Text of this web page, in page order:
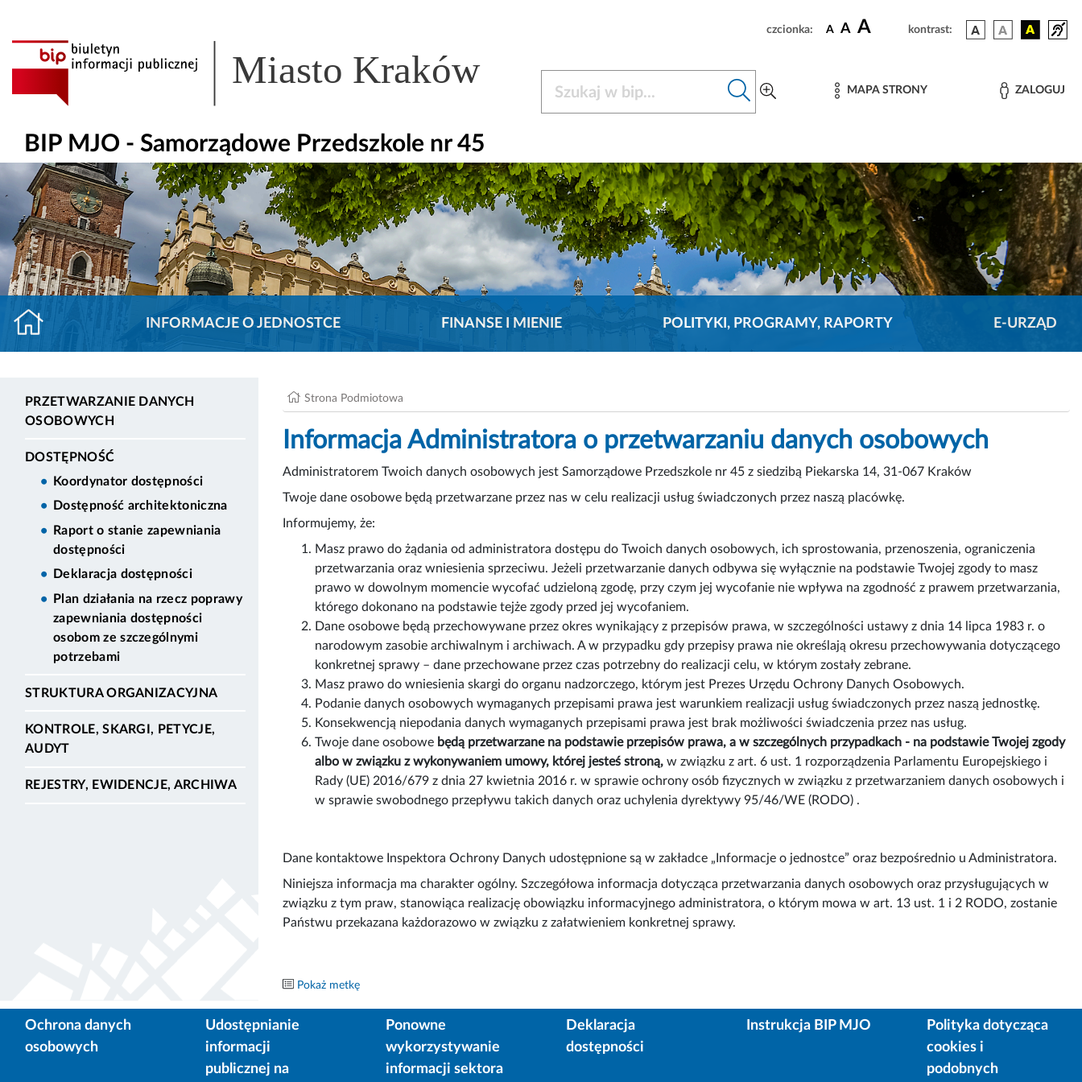
czcionka: A A A kontrast:
Miasto Kraków MAPA STRONY ZALOGUJ
BIP MJO - Samorządowe Przedszkole nr 45
INFORMACJE O JEDNOSTCE FINANSE I MIENIE POLITYKI, PROGRAMY, RAPORTY E-URZĄD
PRZETWARZANIE DANYCH
OSOBOWYCH
DOSTĘPNOŚĆ
Koordynator dostępności
Dostępność architektoniczna
Raport o stanie zapewniania
dostępności
Deklaracja dostępności
Plan działania na rzecz poprawy
zapewniania dostępności
osobom ze szczególnymi
potrzebami
STRUKTURA ORGANIZACYJNA
KONTROLE, SKARGI, PETYCJE,
AUDYT
REJESTRY, EWIDENCJE, ARCHIWA
Strona Podmiotowa
Informacja Administratora o przetwarzaniu danych osobowych
Administratorem Twoich danych osobowych jest Samorządowe Przedszkole nr 45 z siedzibą Piekarska 14, 31-067 Kraków
Twoje dane osobowe będą przetwarzane przez nas w celu realizacji usług świadczonych przez naszą placówkę.
Informujemy, że:
Masz prawo do żądania od administratora dostępu do Twoich danych osobowych, ich sprostowania, przenoszenia, ograniczenia
przetwarzania oraz wniesienia sprzeciwu. Jeżeli przetwarzanie danych odbywa się wyłącznie na podstawie Twojej zgody to masz
prawo w dowolnym momencie wycofać udzieloną zgodę, przy czym jej wycofanie nie wpływa na zgodność z prawem przetwarzania,
którego dokonano na podstawie tejże zgody przed jej wycofaniem.
Dane osobowe będą przechowywane przez okres wynikający z przepisów prawa, w szczególności ustawy z dnia 14 lipca 1983 r. o
narodowym zasobie archiwalnym i archiwach. A w przypadku gdy przepisy prawa nie określają okresu przechowywania dotyczącego
konkretnej sprawy – dane przechowane przez czas potrzebny do realizacji celu, w którym zostały zebrane.
Masz prawo do wniesienia skargi do organu nadzorczego, którym jest Prezes Urzędu Ochrony Danych Osobowych.
Podanie danych osobowych wymaganych przepisami prawa jest warunkiem realizacji usług świadczonych przez naszą jednostkę.
Konsekwencją niepodania danych wymaganych przepisami prawa jest brak możliwości świadczenia przez nas usług.
Twoje dane osobowe będą przetwarzane na podstawie przepisów prawa, a w szczególnych przypadkach - na podstawie Twojej zgody
albo w związku z wykonywaniem umowy, której jesteś stroną, w związku z art. 6 ust. 1 rozporządzenia Parlamentu Europejskiego i
Rady (UE) 2016/679 z dnia 27 kwietnia 2016 r. w sprawie ochrony osób fizycznych w związku z przetwarzaniem danych osobowych i
w sprawie swobodnego przepływu takich danych oraz uchylenia dyrektywy 95/46/WE (RODO) .
Dane kontaktowe Inspektora Ochrony Danych udostępnione są w zakładce „Informacje o jednostce” oraz bezpośrednio u Administratora.
Niniejsza informacja ma charakter ogólny. Szczegółowa informacja dotycząca przetwarzania danych osobowych oraz przysługujących w
związku z tym praw, stanowiąca realizację obowiązku informacyjnego administratora, o którym mowa w art. 13 ust. 1 i 2 RODO, zostanie
Państwu przekazana każdorazowo w związku z załatwieniem konkretnej sprawy.
Pokaż metkę
Ochrona danych
osobowych
Udostępnianie
informacji
publicznej na
Ponowne
wykorzystywanie
informacji sektora
Deklaracja
dostępności
Instrukcja BIP MJO
Polityka dotycząca
cookies i
podobnych